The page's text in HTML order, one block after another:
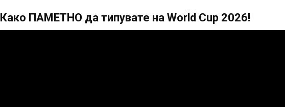
Како ПАМЕТНО да типувате на World Cup 2026!